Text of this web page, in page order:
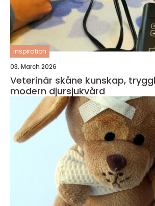
inspiration
03. March 2026
Veterinär skåne kunskap, trygghet och
modern djursjukvård